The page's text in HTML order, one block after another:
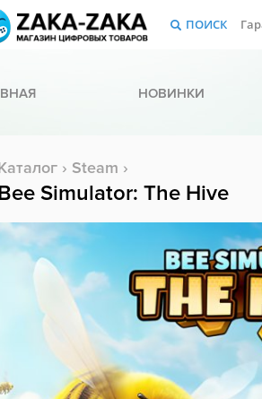
ПОИСК
НОВИНКИ
› Steam ›
Simulator: The Hive